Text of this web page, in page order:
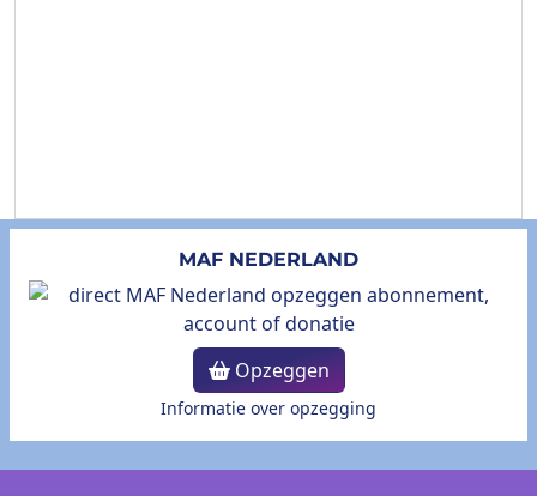
MAF NEDERLAND
Opzeggen
Informatie over opzegging